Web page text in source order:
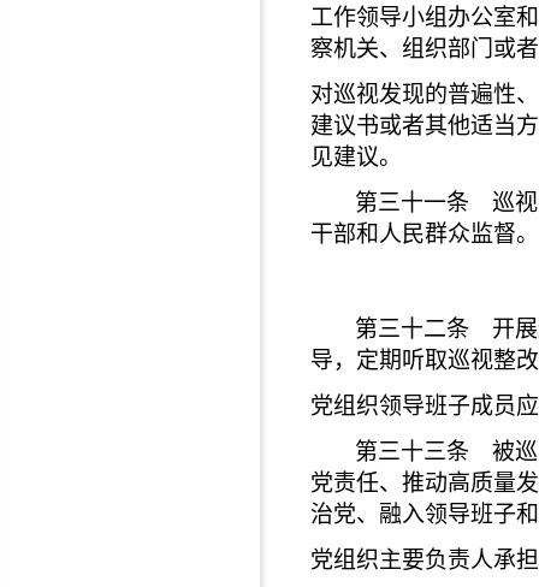
工作领导小组办公室
察机关、组织部门或
对巡视发现的普遍性
建议书或者其他适当
见建议。
第三十一条 巡视
干部和人民群众监督。
第三十二条 开展
导，定期听取巡视整
党组织领导班子成员
第三十三条 被巡
党责任、推动高质量
治党、融入领导班子
党组织主要负责人承